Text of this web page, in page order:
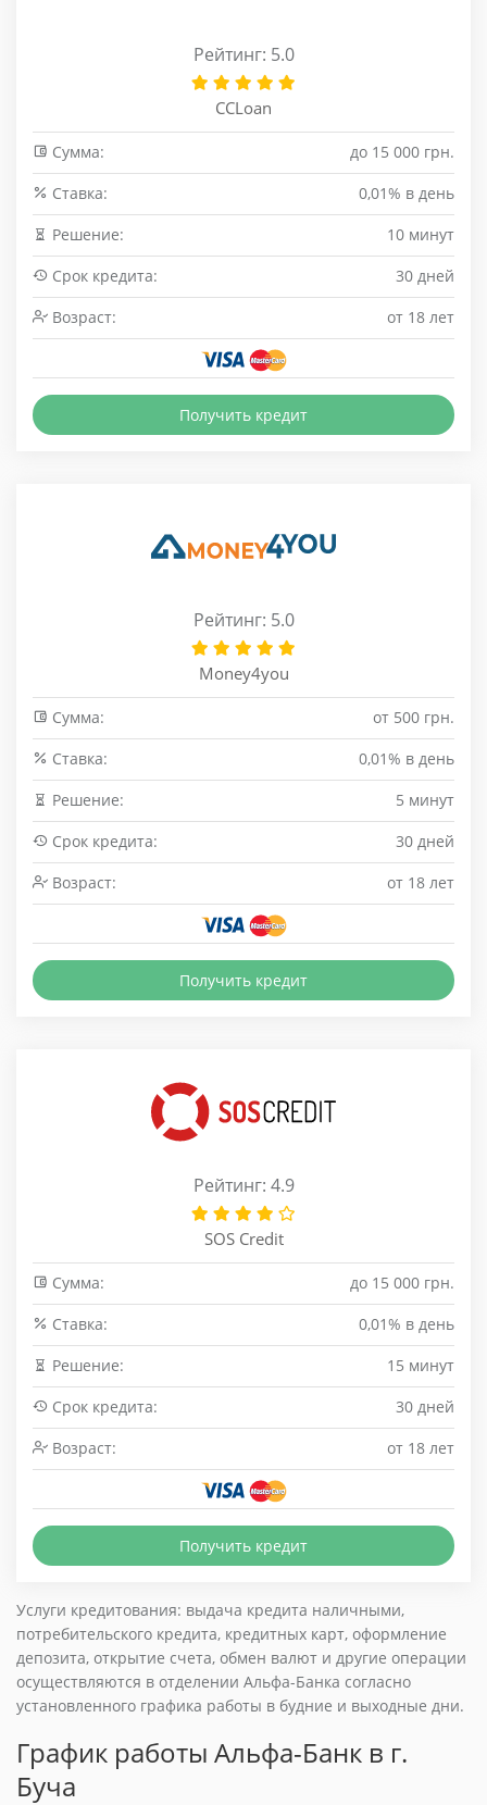
Рейтинг: 5.0
CCLoan
Сумма:
до 15 000 грн.
Cтавка:
0,01% в день
Решение:
10 минут
Срок кредита:
30 дней
Возраст:
от 18 лет
Получить кредит
Рейтинг: 5.0
Money4you
Сумма:
от 500 грн.
Cтавка:
0,01% в день
Решение:
5 минут
Срок кредита:
30 дней
Возраст:
от 18 лет
Получить кредит
Рейтинг: 4.9
SOS Credit
Сумма:
до 15 000 грн.
Cтавка:
0,01% в день
Решение:
15 минут
Срок кредита:
30 дней
Возраст:
от 18 лет
Получить кредит
Услуги кредитования: выдача кредита наличными,
потребительского кредита, кредитных карт, оформление
депозита, открытие счета, обмен валют и другие операции
осуществляются в отделении Альфа-Банка согласно
установленного графика работы в будние и выходные дни.
График работы Альфа-Банк в г.
Буча